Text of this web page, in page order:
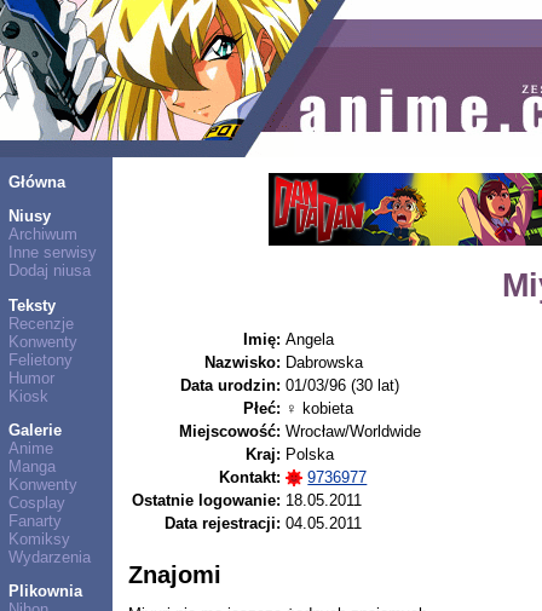
Główna
Niusy
Archiwum
Inne serwisy
Dodaj niusa
Teksty
Recenzje
Konwenty
Felietony
Humor
Kiosk
Galerie
Anime
Manga
Konwenty
Cosplay
Fanarty
Komiksy
Wydarzenia
Plikownia
Imię: Angela
Nazwisko: Dabrowska
Data urodzin: 01/03/96 (30 lat)
Płeć: ♀ kobieta
Miejscowość: Wrocław/Worldwide
Kraj: Polska
Kontakt:
9736977
Ostatnie logowanie: 18.05.2011
Data rejestracji: 04.05.2011
Znajomi